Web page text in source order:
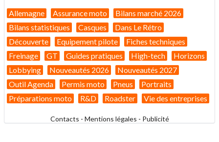
Allemagne Assurance moto
Bilans marché 2026
Bilans statistiques
Casques
Dans Le Rétro
Découverte
Equipement pilote
Fiches techniques
Freinage
GT Guides pratiques High-tech
Horizons
Lobbying
Nouveautés 2026
Nouveautés 2027
Outil Agenda
Permis moto Pneus
Portraits
Préparations moto
R&D Roadster Vie des entreprises
Contacts - Mentions légales - Publicité